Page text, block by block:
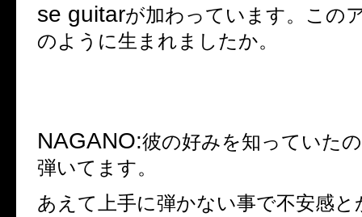
se guitarが加わっています。この
のように生まれましたか。
NAGANO:彼の好みを知っていた
弾いてます。
あえて上手に弾かない事で不安感と